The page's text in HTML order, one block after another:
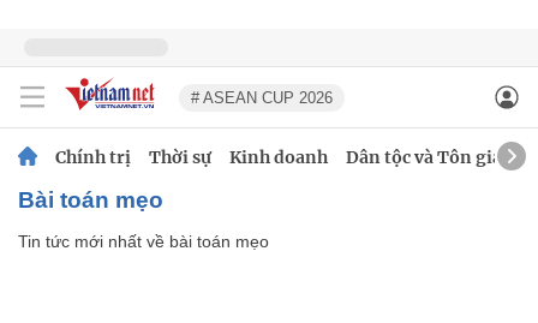
# ASEAN CUP 2026
Chính trị Thời sự Kinh doanh Dân tộc và Tôn giáo
bài toán mẹo
Tin tức mới nhất về bài toán mẹo